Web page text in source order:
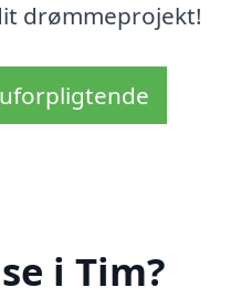
drømmeprojekt!
i Tim?